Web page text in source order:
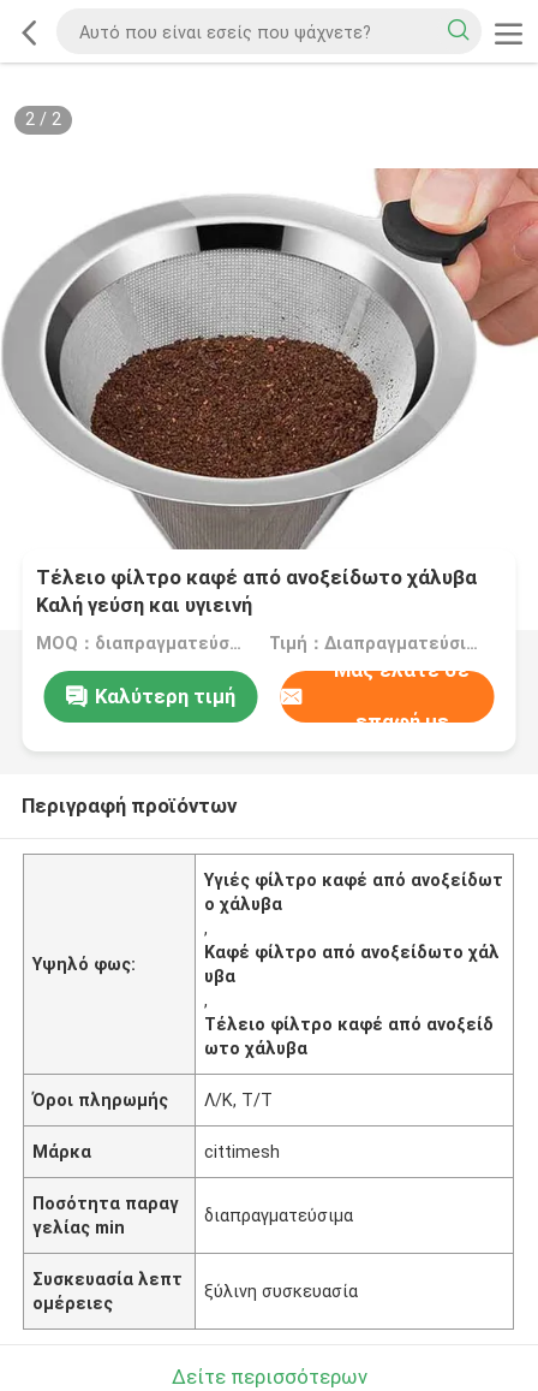
2/ 2
Τέλειο φίλτρο καφέ από ανοξείδωτο χάλυβα
Καλή γεύση και υγιεινή
MOQ：διαπραγματεύσιμα Τιμή：Διαπραγματεύσιμα
Καλύτερη τιμή
Μας ελάτε σε
επαφή με
Περιγραφή προϊόντων
Υψηλό φως:
Υγιές φίλτρο καφέ από ανοξείδωτ
ο χάλυβα
,
Καφέ φίλτρο από ανοξείδωτο χάλ
υβα
,
Τέλειο φίλτρο καφέ από ανοξείδ
ωτο χάλυβα
Όροι πληρωμής Λ/Κ, Τ/Τ
Μάρκα cittimesh
Ποσότητα παραγ
γελίας min
διαπραγματεύσιμα
Συσκευασία λεπτ
ομέρειες
ξύλινη συσκευασία
Δείτε περισσότερων